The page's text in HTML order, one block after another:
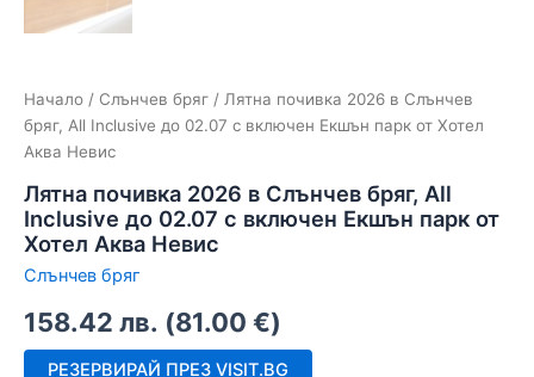
Начало / Слънчев бряг / Лятна почивка 2026 в Слънчев
бряг, All Inclusive до 02.07 с включен Екшън парк от Хотел
Аква Невис
Лятна почивка 2026 в Слънчев бряг, All
Inclusive до 02.07 с включен Екшън парк от
Хотел Аква Невис
Слънчев бряг
158.42 лв. (81.00 €)
РЕЗЕРВИРАЙ ПРЕЗ VISIT.BG